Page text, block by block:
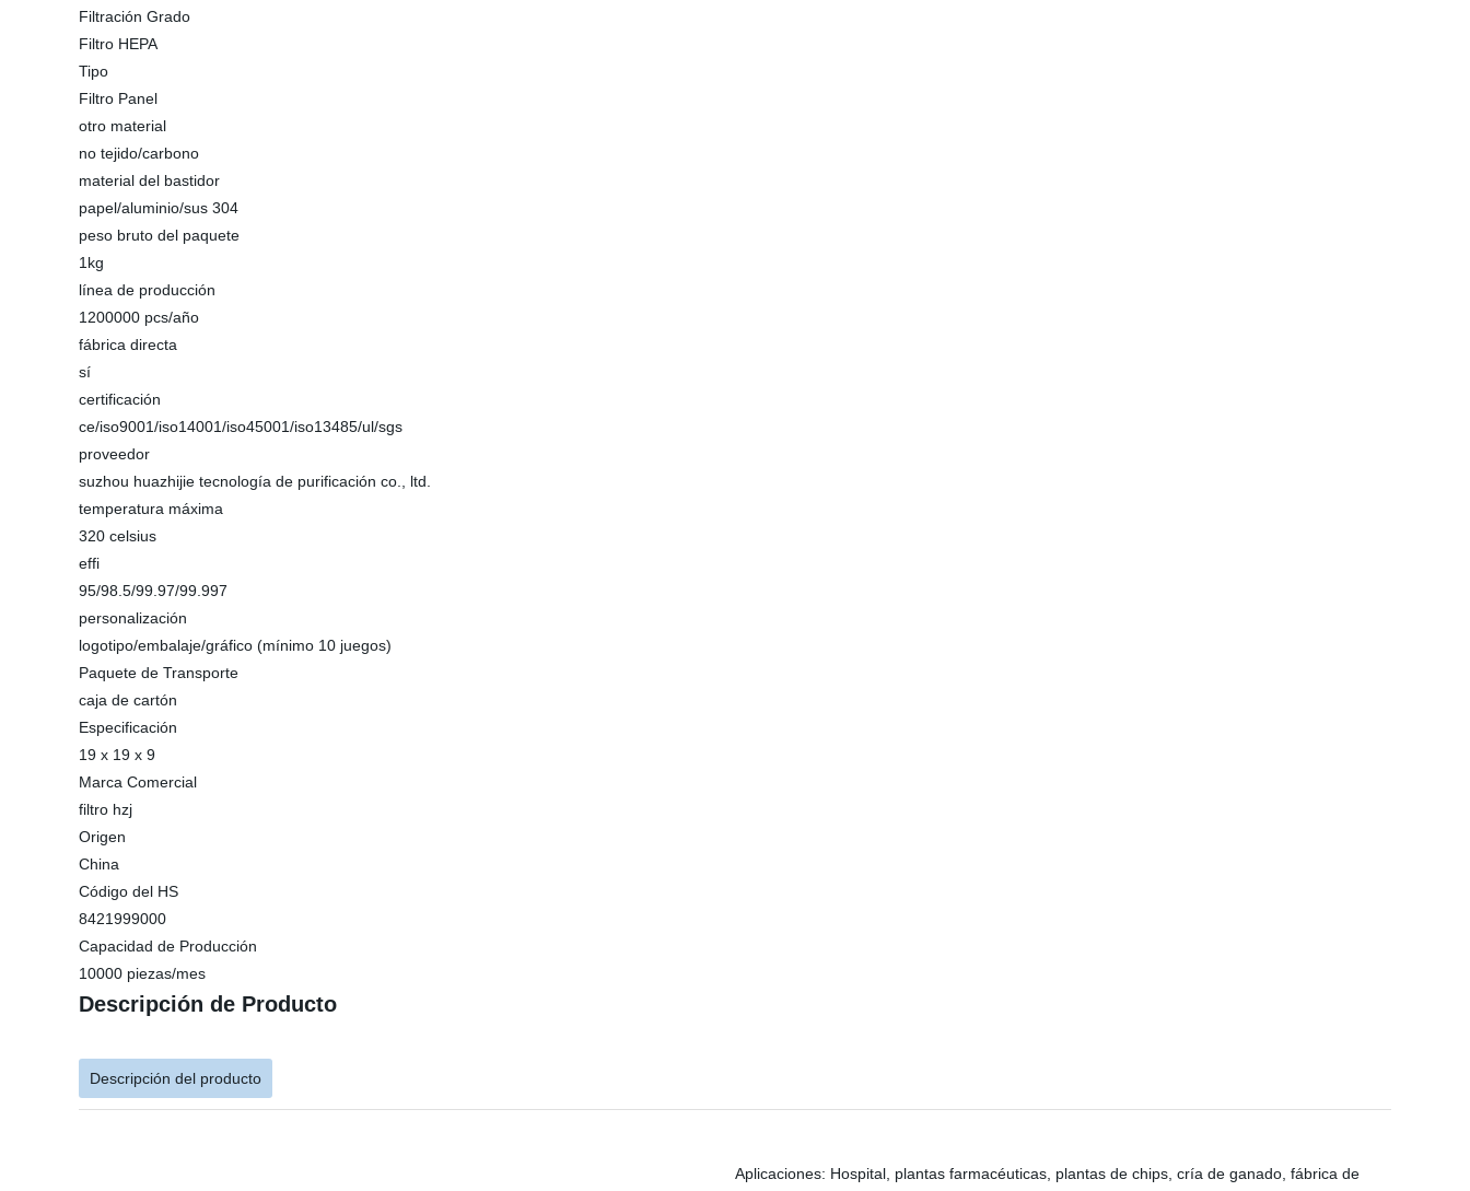
Filtración Grado
Filtro HEPA
Tipo
Filtro Panel
otro material
no tejido/carbono
material del bastidor
papel/aluminio/sus 304
peso bruto del paquete
1kg
línea de producción
1200000 pcs/año
fábrica directa
sí
certificación
ce/iso9001/iso14001/iso45001/iso13485/ul/sgs
proveedor
suzhou huazhijie tecnología de purificación co., ltd.
temperatura máxima
320 celsius
effi
95/98.5/99.97/99.997
personalización
logotipo/embalaje/gráfico (mínimo 10 juegos)
Paquete de Transporte
caja de cartón
Especificación
19 x 19 x 9
Marca Comercial
filtro hzj
Origen
China
Código del HS
8421999000
Capacidad de Producción
10000 piezas/mes
Descripción de Producto
Descripción del producto
Aplicaciones: Hospital, plantas farmacéuticas, plantas de chips, cría de ganado, fábrica de